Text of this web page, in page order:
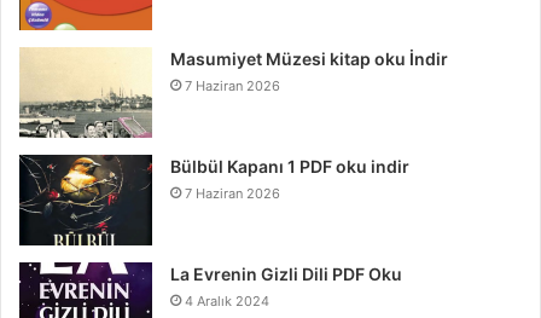
Masumiyet Müzesi kitap oku İndir
7 Haziran 2026
Bülbül Kapanı 1 PDF oku indir
7 Haziran 2026
La Evrenin Gizli Dili PDF Oku
4 Aralık 2024